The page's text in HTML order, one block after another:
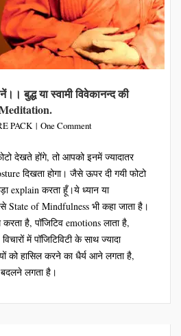
बुद्ध या स्वामी विवेकानन्द की
PACK One Comment
देखते होंगे, तो आपको इनमें ज्यादातर
दिखता होगा। जैसे ऊपर दी गयी फोटो
explain करता हूँ।ये ध्यान या
State of Mindfulness भी कहा जाता है।
है, पॉजिटिव emotions लाता है,
में पॉजिटिविटी के साथ ज्यादा
को हासिल करने का धैर्य आने लगता है,
लगता है।